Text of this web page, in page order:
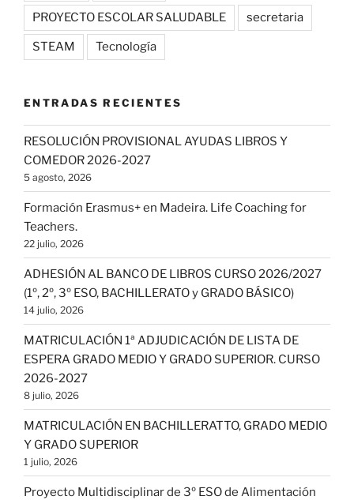
PROYECTO ESCOLAR SALUDABLE secretaria
STEAM Tecnología
ENTRADAS RECIENTES
RESOLUCIÓN PROVISIONAL AYUDAS LIBROS Y
COMEDOR 2026-2027
5 agosto, 2026
Formación Erasmus+ en Madeira. Life Coaching for
Teachers.
22 julio, 2026
ADHESIÓN AL BANCO DE LIBROS CURSO 2026/2027
(1º, 2º, 3º ESO, BACHILLERATO y GRADO BÁSICO)
14 julio, 2026
MATRICULACIÓN 1ª ADJUDICACIÓN DE LISTA DE
ESPERA GRADO MEDIO Y GRADO SUPERIOR. CURSO
2026-2027
8 julio, 2026
MATRICULACIÓN EN BACHILLERATTO, GRADO MEDIO
Y GRADO SUPERIOR
1 julio, 2026
Proyecto Multidisciplinar de 3º ESO de Alimentación